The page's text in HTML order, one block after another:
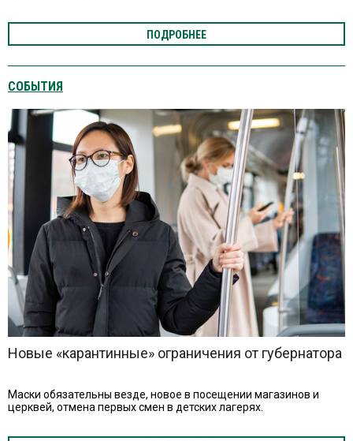
ПОДРОБНЕЕ
СОБЫТИЯ
Новые «карантинные» ограничения от губернатора
Маски обязательны везде, новое в посещении магазинов и
церквей, отмена первых смен в детских лагерях.